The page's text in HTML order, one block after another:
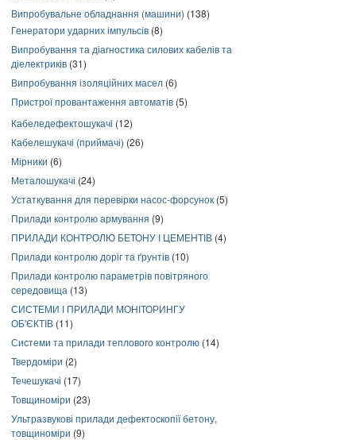
Випробувальне обладнання (машини) (138)
Генератори ударних імпульсів (8)
Випробування та діагностика силових кабелів та
діелектриків (31)
Випробування ізоляційних масел (6)
Пристрої провантаження автоматів (5)
Кабеледефектошукачі (12)
Кабелешукачі (приймачі) (26)
Мірники (6)
Металошукачі (24)
Устаткування для перевірки насос-форсунок (5)
Прилади контролю армування (9)
ПРИЛАДИ КОНТРОЛЮ БЕТОНУ І ЦЕМЕНТІВ (4)
Прилади контролю доріг та ґрунтів (10)
Прилади контролю параметрів повітряного
середовища (13)
СИСТЕМИ І ПРИЛАДИ МОНІТОРИНГУ
ОБ'ЄКТІВ (11)
Системи та прилади теплового контролю (14)
Твердоміри (2)
Течешукачі (17)
Товщиноміри (23)
Ультразвукові прилади дефектоскопії бетону,
товщиноміри (9)